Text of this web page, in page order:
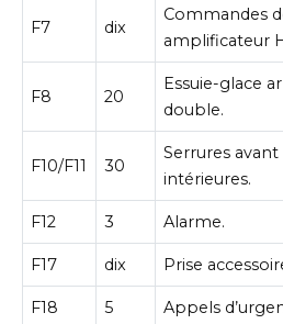
F7 dix
Commandes
amplificateur
F8 20
Essuie-glace
double.
F10/F11 30
Serrures
intérieures.
F12 3 Alarme.
F17 dix Prise
F18 5 Appels